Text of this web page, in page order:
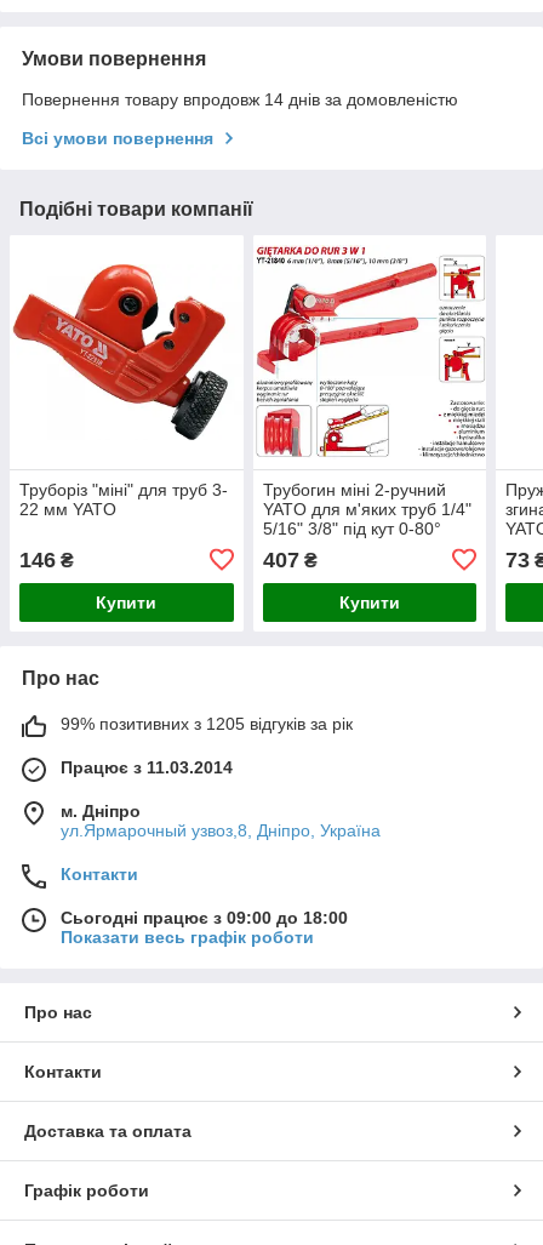
Умови повернення
Повернення товару впродовж 14 днів за домовленістю
Всі умови повернення
Подібні товари компанії
Труборіз "міні" для труб 3-
22 мм YATO
146 ₴
Купити
Трубогин міні 2-ручний
YATO для м'яких труб 1/4"
5/16" 3/8" під кут 0-80°
407₴
Купити
73
Про нас
99% позитивних з 1205 відгуків за рік
Працює з 11.03.2014
м. Дніпро
ул.Ярмарочный узвоз,8, Дніпро, Україна
Контакти
Сьогодні працює з 09:00 до 18:00
Показати весь графік роботи
Про нас
Контакти
Доставка та оплата
Графік роботи